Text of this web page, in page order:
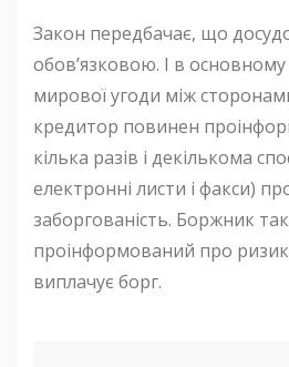
Закон передбачає, що
обов’язковою. І в основному
мирової угоди між
кредитор повинен
кілька разів і декількома
електронні листи і факси)
заборгованість. Боржник
проінформований про
виплачує борг.